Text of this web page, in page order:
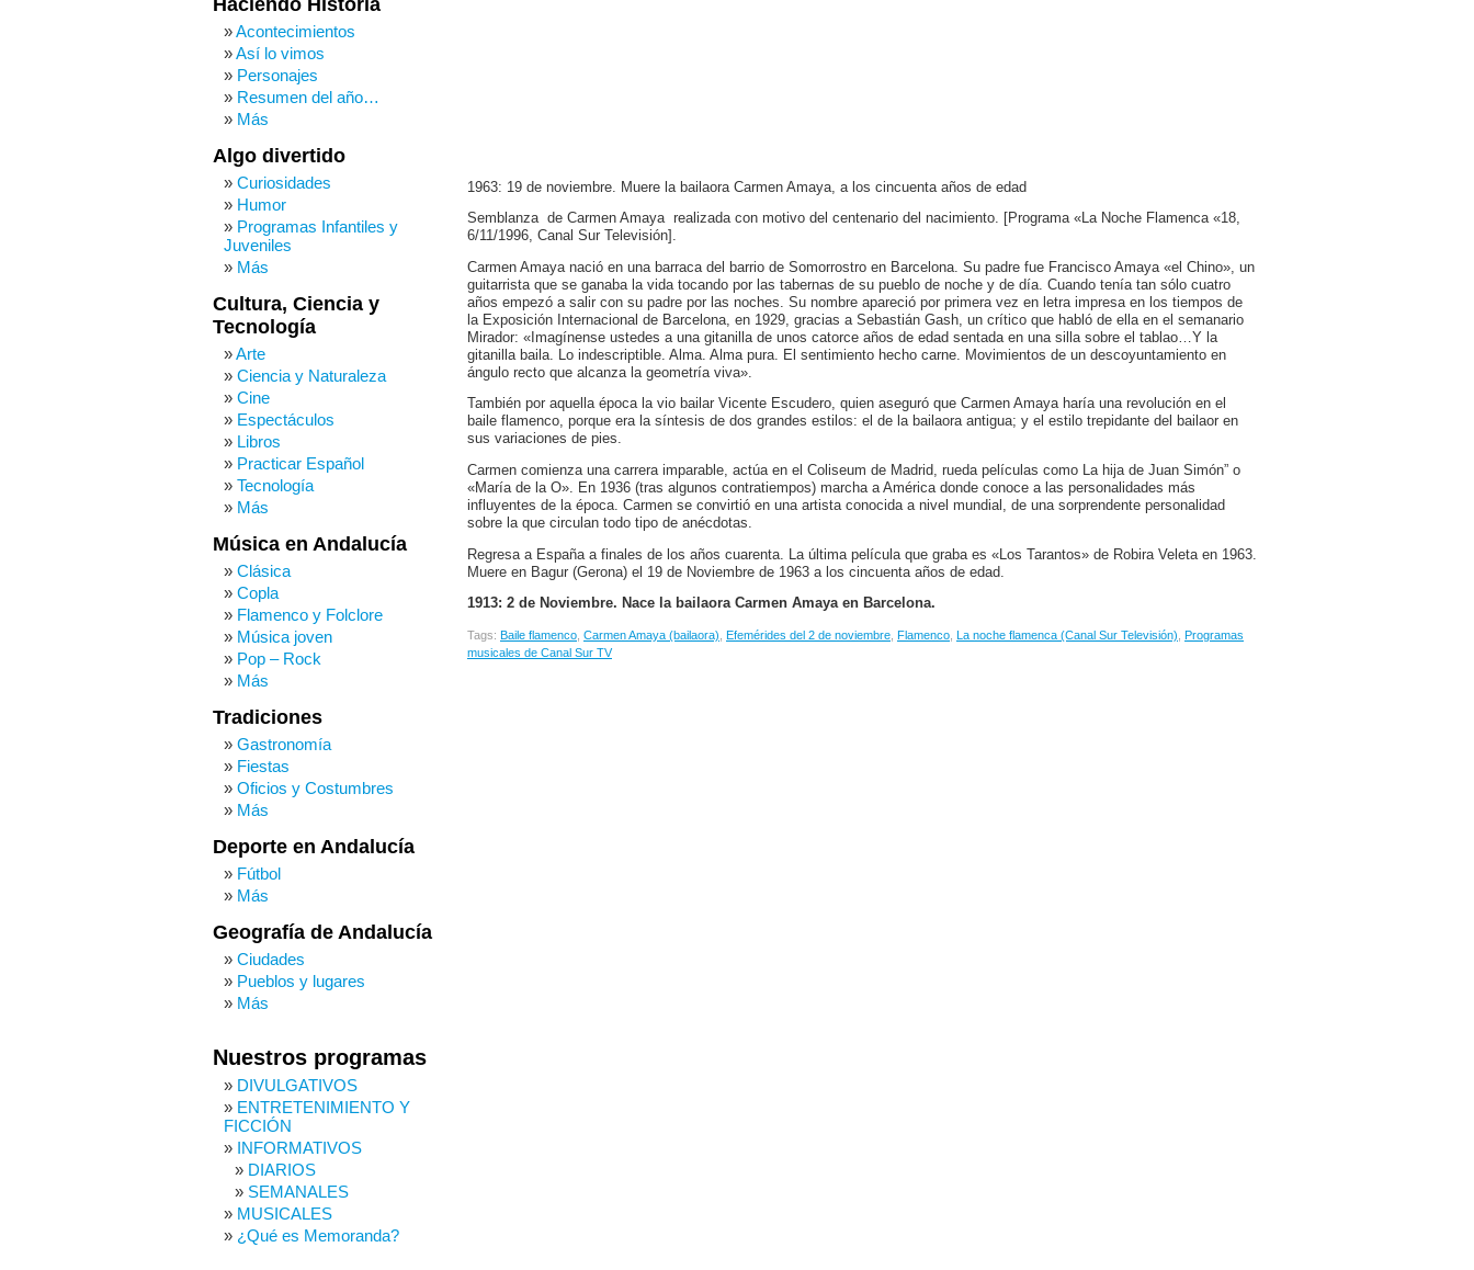
1963: 19 de noviembre. Muere la bailaora Carmen Amaya, a los cincuenta años de edad
Semblanza de Carmen Amaya realizada con motivo del centenario del nacimiento. [Programa «La Noche Flamenca «18,
6/11/1996, Canal Sur Televisión].
Carmen Amaya nació en una barraca del barrio de Somorrostro en Barcelona. Su padre fue Francisco Amaya «el Chino», un
guitarrista que se ganaba la vida tocando por las tabernas de su pueblo de noche y de día. Cuando tenía tan sólo cuatro
años empezó a salir con su padre por las noches. Su nombre apareció por primera vez en letra impresa en los tiempos de
la Exposición Internacional de Barcelona, en 1929, gracias a Sebastián Gash, un crítico que habló de ella en el semanario
Mirador: «Imagínense ustedes a una gitanilla de unos catorce años de edad sentada en una silla sobre el tablao…Y la
gitanilla baila. Lo indescriptible. Alma. Alma pura. El sentimiento hecho carne. Movimientos de un descoyuntamiento en
ángulo recto que alcanza la geometría viva».
También por aquella época la vio bailar Vicente Escudero, quien aseguró que Carmen Amaya haría una revolución en el
baile flamenco, porque era la síntesis de dos grandes estilos: el de la bailaora antigua; y el estilo trepidante del bailaor en
sus variaciones de pies.
Carmen comienza una carrera imparable, actúa en el Coliseum de Madrid, rueda películas como La hija de Juan Simón” o
«María de la O». En 1936 (tras algunos contratiempos) marcha a América donde conoce a las personalidades más
influyentes de la época. Carmen se convirtió en una artista conocida a nivel mundial, de una sorprendente personalidad
sobre la que circulan todo tipo de anécdotas.
Regresa a España a finales de los años cuarenta. La última película que graba es «Los Tarantos» de Robira Veleta en 1963.
Muere en Bagur (Gerona) el 19 de Noviembre de 1963 a los cincuenta años de edad.
1913: 2 de Noviembre. Nace la bailaora Carmen Amaya en Barcelona.
Tags: Baile flamenco Carmen Amaya (bailaora) Efemérides del 2 de noviembre Flamenco La noche flamenca (Canal Sur Televisión) Programas
musicales de Canal Sur TV
Haciendo Historia
Acontecimientos
Así lo vimos
Personajes
Resumen del año…
Más
Algo divertido
Curiosidades
Humor
Programas Infantiles y
Juveniles
Más
Cultura, Ciencia y
Tecnología
Arte
Ciencia y Naturaleza
Cine
Espectáculos
Libros
Practicar Español
Tecnología
Más
Música en Andalucía
Clásica
Copla
Flamenco y Folclore
Música joven
Pop – Rock
Más
Tradiciones
Gastronomía
Fiestas
Oficios y Costumbres
Más
Deporte en Andalucía
Fútbol
Más
Geografía de Andalucía
Ciudades
Pueblos y lugares
Más
Nuestros programas
DIVULGATIVOS
ENTRETENIMIENTO Y
FICCIÓN
INFORMATIVOS
DIARIOS
SEMANALES
MUSICALES
¿Qué es Memoranda?